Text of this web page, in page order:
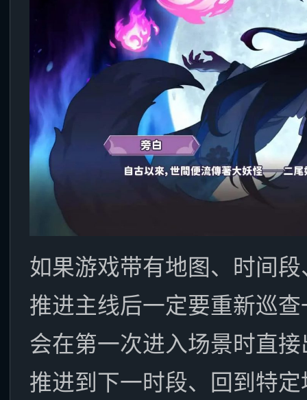
如果游戏带有地图、时间
推进主线后一定要重新巡
会在第一次进入场景时直
推进到下一时段、回到特